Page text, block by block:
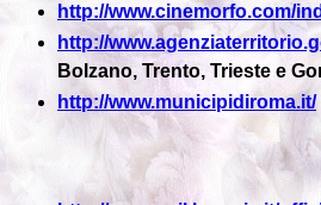
http://www.cinemorfo.com/
http://
Bolzano, Trento, Trieste e
http://www.municipidiroma.it/